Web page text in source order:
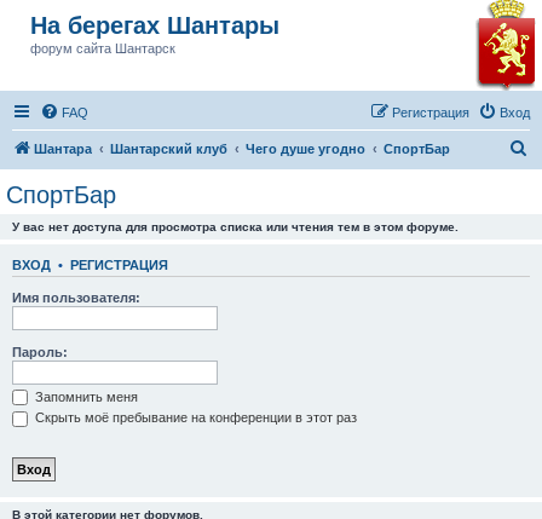
На берегах Шантары
форум сайта Шантарск
FAQ Вход
Регистрация
Шантара Шантарский клуб Чего душе угодно СпортБар
СпортБар
У вас нет доступа для просмотра списка или чтения тем в этом форуме.
ВХОД • РЕГИСТРАЦИЯ
Имя пользователя:
Пароль:
Запомнить меня
Скрыть моё пребывание на конференции в этот раз
В этой категории нет форумов.